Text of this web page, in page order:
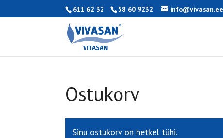
611 62 32 58 60 9232 info@vivasan.ee
Ostukorv
Sinu ostukorv on hetkel tühi.